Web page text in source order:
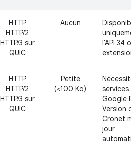
HTTP
HTTP/2
HTTP/3 sur
QUIC
Aucun
Disponible
l'API 34 ou
extensions
HTTP
HTTP/2
HTTP/3 sur
QUIC
Petite
(<100 Ko)
Nécessite
services
Google
Version de
Cronet
jour